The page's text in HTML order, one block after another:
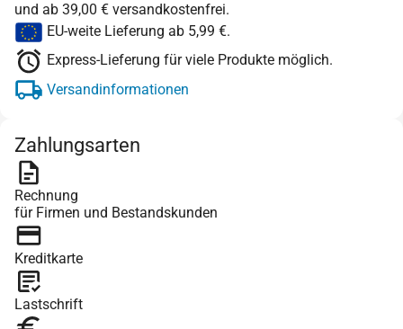
und ab 39,00 € versandkostenfrei.
EU-weite Lieferung ab 5,99 €.
Express-Lieferung für viele Produkte möglich.
Versandinformationen
Zahlungsarten
Rechnung
für Firmen und Bestandskunden
Kreditkarte
Lastschrift